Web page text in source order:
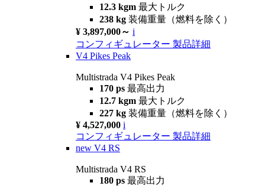
12.3 kgm 最大トルク
238 kg 装備重量（燃料を除く）
¥ 3,897,000～ i
コンフィギュレーター 製品詳細
V4 Pikes Peak
Multistrada V4 Pikes Peak
170 ps 最高出力
12.7 kgm 最大トルク
227 kg 装備重量（燃料を除く）
¥ 4,527,000 i
コンフィギュレーター 製品詳細
new V4 RS
Multistrada V4 RS
180 ps 最高出力